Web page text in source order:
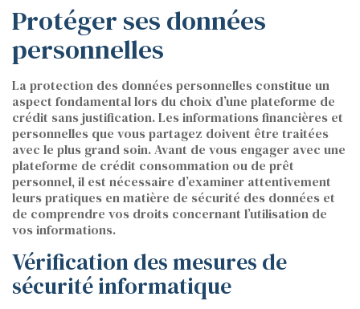
Protéger ses données
personnelles
La protection des données personnelles constitue un
aspect fondamental lors du choix d’une plateforme de
crédit sans justification. Les informations financières et
personnelles que vous partagez doivent être traitées
avec le plus grand soin. Avant de vous engager avec une
plateforme de crédit consommation ou de prêt
personnel, il est nécessaire d’examiner attentivement
leurs pratiques en matière de sécurité des données et
de comprendre vos droits concernant l’utilisation de
vos informations.
Vérification des mesures de
sécurité informatique